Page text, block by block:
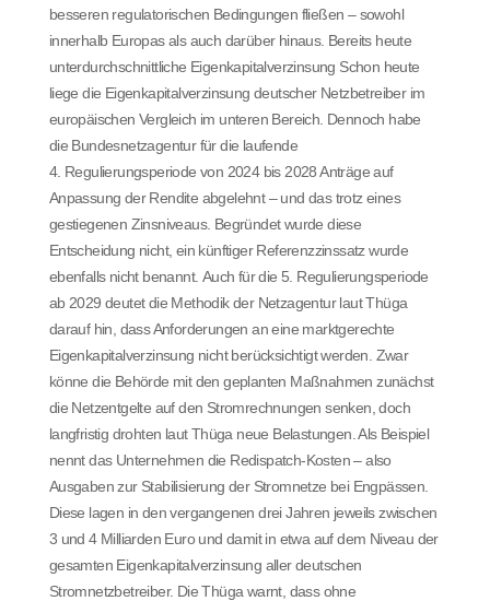
besseren regulatorischen Bedingungen fließen – sowohl
innerhalb Europas als auch darüber hinaus. Bereits heute
unterdurchschnittliche Eigenkapitalverzinsung Schon heute
liege die Eigenkapitalverzinsung deutscher Netzbetreiber im
europäischen Vergleich im unteren Bereich. Dennoch habe
die Bundesnetzagentur für die laufende
4. Regulierungsperiode von 2024 bis 2028 Anträge auf
Anpassung der Rendite abgelehnt – und das trotz eines
gestiegenen Zinsniveaus. Begründet wurde diese
Entscheidung nicht, ein künftiger Referenzzinssatz wurde
ebenfalls nicht benannt. Auch für die 5. Regulierungsperiode
ab 2029 deutet die Methodik der Netzagentur laut Thüga
darauf hin, dass Anforderungen an eine marktgerechte
Eigenkapitalverzinsung nicht berücksichtigt werden. Zwar
könne die Behörde mit den geplanten Maßnahmen zunächst
die Netzentgelte auf den Stromrechnungen senken, doch
langfristig drohten laut Thüga neue Belastungen. Als Beispiel
nennt das Unternehmen die Redispatch-Kosten – also
Ausgaben zur Stabilisierung der Stromnetze bei Engpässen.
Diese lagen in den vergangenen drei Jahren jeweils zwischen
3 und 4 Milliarden Euro und damit in etwa auf dem Niveau der
gesamten Eigenkapitalverzinsung aller deutschen
Stromnetzbetreiber. Die Thüga warnt, dass ohne